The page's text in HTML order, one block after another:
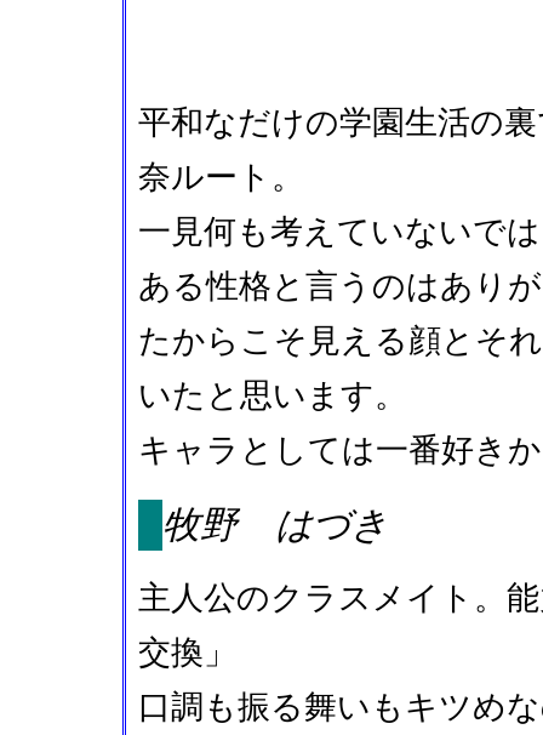
平和なだけの学園生活の
奈ルート。
一見何も考えていないで
ある性格と言うのはあり
たからこそ見える顔とそ
いたと思います。
キャラとしては一番好き
牧野 はづき
主人公のクラスメイト。
交換」
口調も振る舞いもキツめ